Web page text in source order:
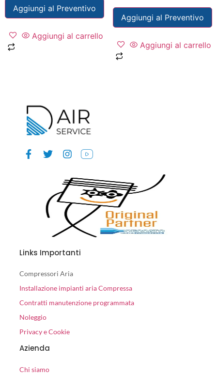
Aggiungi al Preventivo
Aggiungi al carrello
Aggiungi al Preventivo
Aggiungi al carrello
Links Importanti
Compressori Aria
Installazione impianti aria Compressa
Contratti manutenzione programmata
Noleggio
Privacy e Cookie
Azienda
Chi siamo